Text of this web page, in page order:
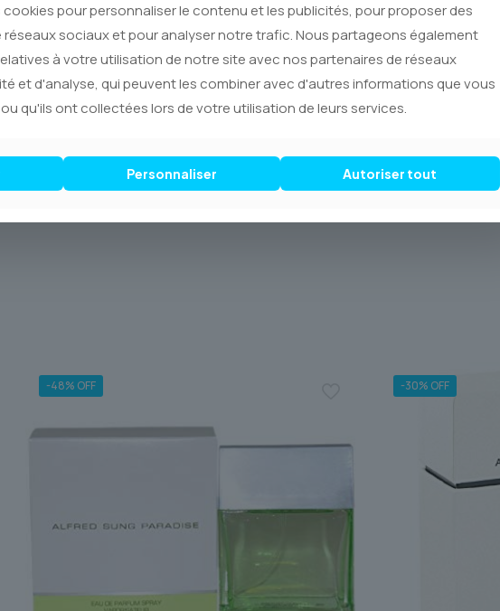
sur **Le Royaume du Parfum**.
sécurisée et premium, avec
avec le plus grand soin.
fiable et efficace, pour
directement chez vous, où que
sceller votre style d’une
-48% OFF -30% OFF
pour personnaliser le contenu et les publicités, pour proposer des
sociaux et pour analyser notre trafic. Nous partageons également
à votre utilisation de notre site avec nos partenaires de réseaux
et d'analyse, qui peuvent les combiner avec d'autres informations que vous
qu'ils ont collectées lors de votre utilisation de leurs services.
Personnaliser Autoriser tout